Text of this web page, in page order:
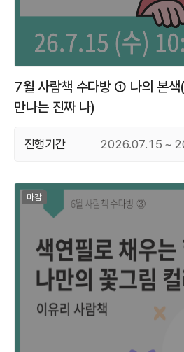
7월 사람책 수다방 ① 나의 본
만나는 진짜 나)
진행기간 2026.07.15 ~
마감
마감된 프로그램